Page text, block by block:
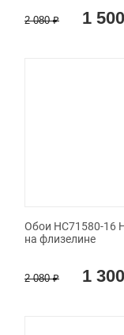
2 080 ₽ 1 500
Обои HC71580-16
на флизелине
2 080 ₽ 1 300